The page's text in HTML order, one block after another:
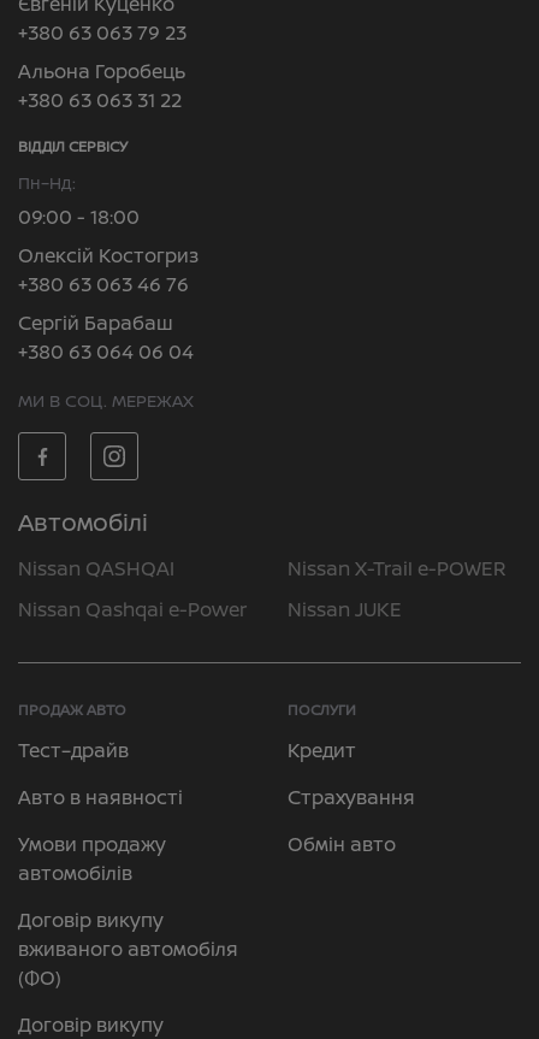
+380 63 063 79 23
Альона Горобець
+380 63 063 31 22
ВІДДІЛ CЕРВІСУ
Пн–Нд:
09:00 - 18:00
Олексій Костогриз
+380 63 063 46 76
Сергій Барабаш
+380 63 064 06 04
МИ В СОЦ. МЕРЕЖАХ
Автомобілі
Nissan QASHQAI
Nissan X-Trail e-POWER
Nissan Qashqai e-Power
Nissan JUKE
ПРОДАЖ АВТО
Тест–драйв
Авто в наявності
Умови продажу
автомобілів
Договір викупу
вживаного автомобіля
(ФО)
Договір викупу
ПОСЛУГИ
Кредит
Страхування
Обмін авто